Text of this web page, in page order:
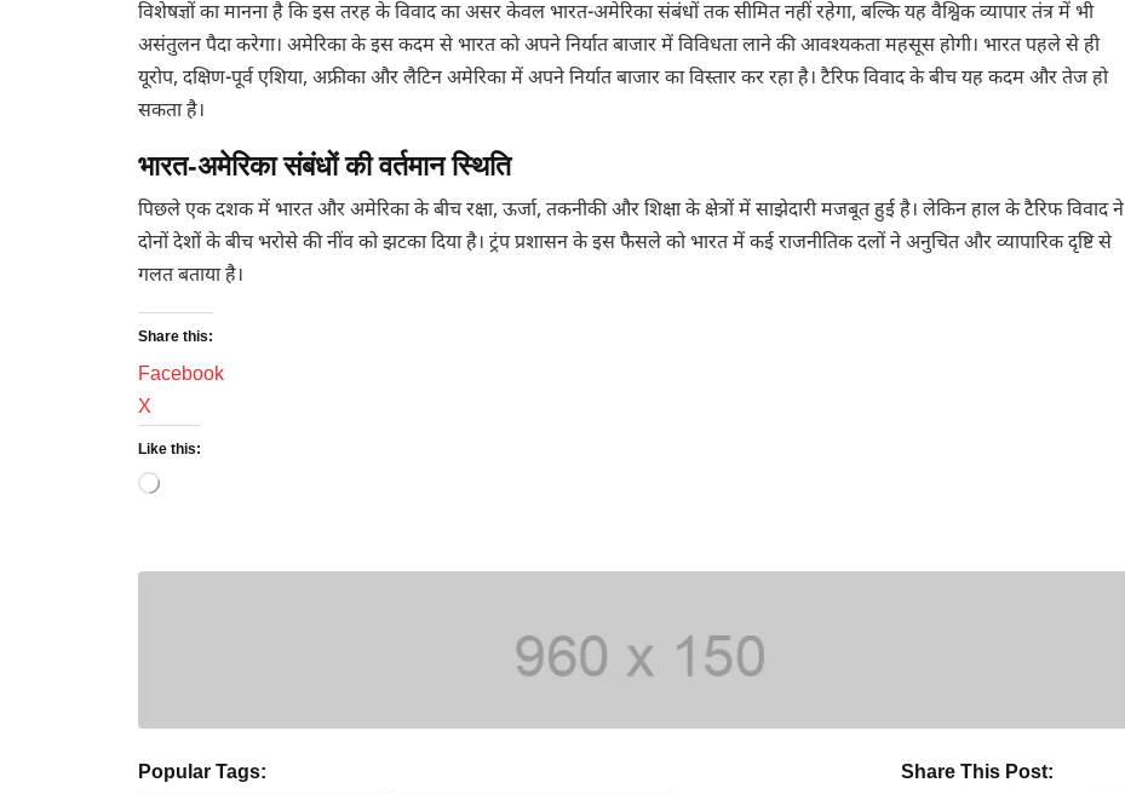
विशेषज्ञों का मानना है कि इस तरह के विवाद का असर केवल भारत-अमेरिका संबंधों तक सीमित नहीं रहेगा, बल्कि यह वैश्विक व्यापार तंत्र में भी
असंतुलन पैदा करेगा। अमेरिका के इस कदम से भारत को अपने निर्यात बाजार में विविधता लाने की आवश्यकता महसूस होगी। भारत पहले से ही
यूरोप, दक्षिण-पूर्व एशिया, अफ्रीका और लैटिन अमेरिका में अपने निर्यात बाजार का विस्तार कर रहा है। टैरिफ विवाद के बीच यह कदम और तेज हो
सकता है।
भारत-अमेरिका संबंधों की वर्तमान स्थिति
पिछले एक दशक में भारत और अमेरिका के बीच रक्षा, ऊर्जा, तकनीकी और शिक्षा के क्षेत्रों में साझेदारी मजबूत हुई है। लेकिन हाल के टैरिफ विवाद ने
दोनों देशों के बीच भरोसे की नींव को झटका दिया है। ट्रंप प्रशासन के इस फैसले को भारत में कई राजनीतिक दलों ने अनुचित और व्यापारिक दृष्टि से
गलत बताया है।
Share this:
Facebook
X
Like this:
Loading…
Popular Tags: Share This Post: